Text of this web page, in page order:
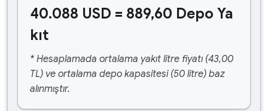
40.088 USD = 889,60 Depo Ya
kıt
* Hesaplamada ortalama yakıt litre fiyatı (43,00
TL) ve ortalama depo kapasitesi (50 litre) baz
alınmıştır.